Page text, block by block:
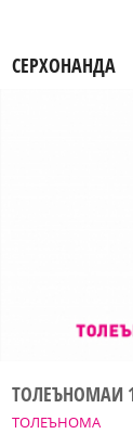
СЕРХОНАНДА
ТОЛЕЪНОМА
ТОЛЕЪНОМАИ